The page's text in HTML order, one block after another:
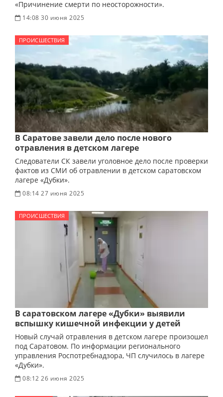
«Причинение смерти по неосторожности».
14:08 30 июня 2025
ПРОИСШЕСТВИЯ
В Саратове завели дело после нового
отравления в детском лагере
Следователи СК завели уголовное дело после проверки
фактов из СМИ об отравлении в детском саратовском
лагере «Дубки».
08:14 27 июня 2025
ПРОИСШЕСТВИЯ
В саратовском лагере «Дубки» выявили
вспышку кишечной инфекции у детей
Новый случай отравления в детском лагере произошел
под Саратовом. По информации регионального
управления Роспотребнадзора, ЧП случилось в лагере
«Дубки».
08:12 26 июня 2025